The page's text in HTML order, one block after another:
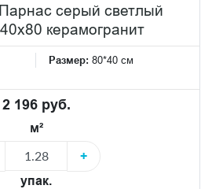
серый светлый
керамогранит
Размер: 80*40 см
2 196 руб.
м²
+
упак.